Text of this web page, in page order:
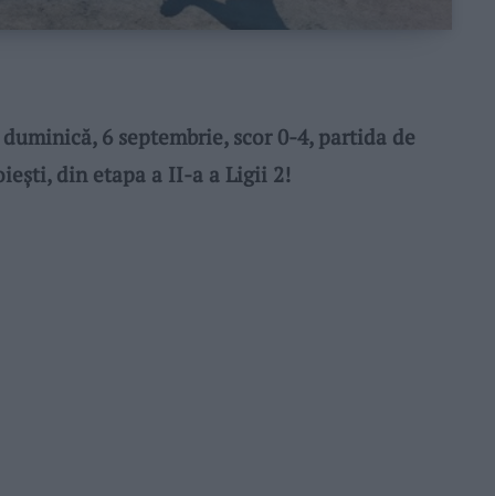
6 septembrie, scor 0-4, partida de
din etapa a II-a a Ligii 2!